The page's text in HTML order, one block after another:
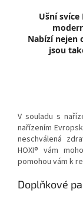
Ušní
Nabízí nejen
jsou
V souladu s
nařízením
neschválená
HOXI® vám
pomohou vám k
Doplňkové